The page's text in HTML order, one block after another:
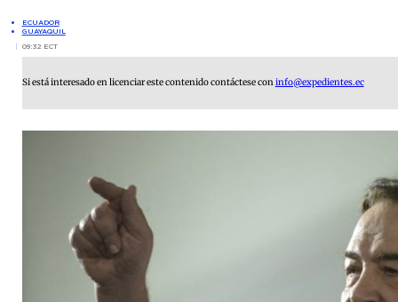
ECUADOR
GUAYAQUIL
09:32 ECT
Si está interesado en licenciar este contenido contáctese coninfo@expedientes.ec